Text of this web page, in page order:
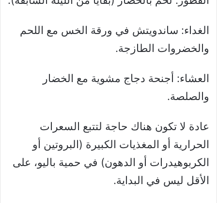
الغداء: ساندويتش في ورقة الخس مع اللحم
والخضروات الطازجة.
العشاء: أجنحة دجاج مشوية مع الخضار
والصلصة.
عادة لا تكون هناك حاجة لتتبع السعرات
الحرارية أو المغذيات الكبيرة (البروتين أو
الكربوهيدرات أو الدهون) في حمية باليو، على
الأقل ليس في البداية.